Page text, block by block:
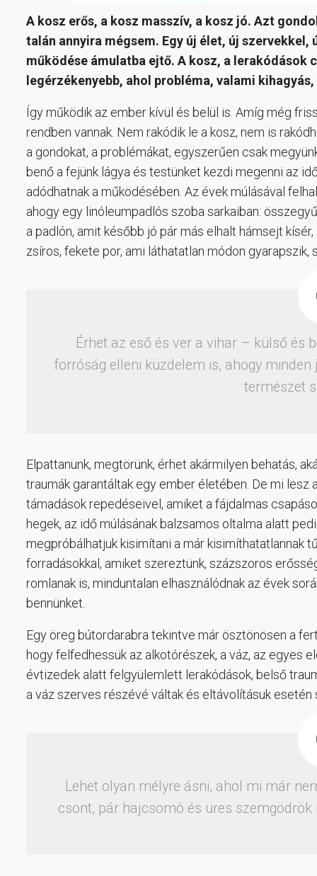
A kosz erős, a kosz masszív, a kosz jó. Azt
talán annyira mégsem. Egy új élet, új
működése ámulatba ejtő. A kosz, a lerakódások
legérzékenyebb, ahol probléma, valami
Így működik az ember kívül és belül is. Amíg még
rendben vannak. Nem rakódik le a kosz, nem is
a gondokat, a problémákat, egyszerűen csak
benő a fejünk lágya és testünket kezdi megenni az
adódhatnak a működésében. Az évek múlásával
ahogy egy linóleumpadlós szoba sarkaiban:
a padlón, amit később jó pár más elhalt hámsejt
zsíros, fekete por, ami láthatatlan módon
Érhet az eső és ver a vihar – külső és
forróság elleni küzdelem is, ahogy
természet
Elpattanunk, megtörünk, érhet akármilyen behatás,
traumák garantáltak egy ember életében. De mi lesz
támadások repedéseivel, amiket a fájdalmas
hegek, az idő múlásának balzsamos oltalma alatt
megpróbálhatjuk kisimítani a már kisimíthatatlannak
forradásokkal, amiket szereztünk, százszoros
romlanak is, minduntalan elhasználódnak az évek
bennünket.
Egy öreg bútordarabra tekintve már ösztönösen a
hogy felfedhessük az alkotórészek, a váz, az egyes
évtizedek alatt felgyülemlett lerakódások, belső
a váz szerves részévé váltak és eltávolításuk
Lehet olyan mélyre ásni, ahol mi már
csont, pár hajcsomó és üres